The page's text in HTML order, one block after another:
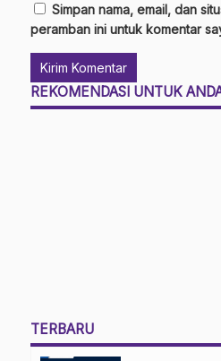
Simpan nama, email, dan
peramban ini untuk komentar
REKOMENDASI UNTUK
TERBARU